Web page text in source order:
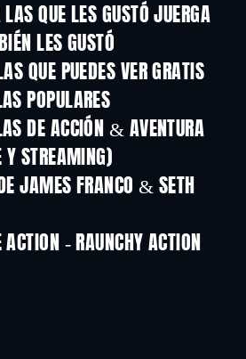
QUE LES GUSTÓ JUERGA
LES GUSTÓ
QUE PUEDES VER GRATIS
POPULARES
DE ACCIÓN & AVENTURA
Y STREAMING)
JAMES FRANCO & SETH
- RAUNCHY ACTION